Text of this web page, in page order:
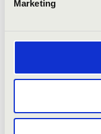
Marketing